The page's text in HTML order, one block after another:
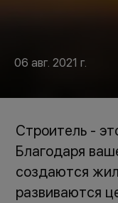
06 авг. 2021 г.
Строитель -
Благодаря
создаются
развиваются